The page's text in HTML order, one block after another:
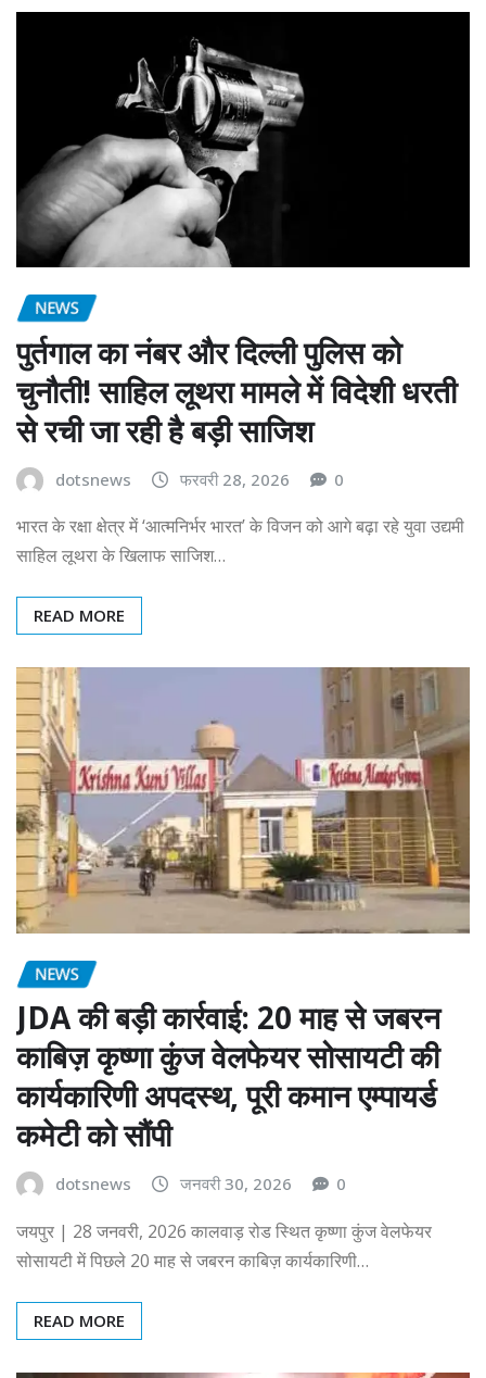
NEWS
पुर्तगाल का नंबर और दिल्ली पुलिस को
चुनौती! साहिल लूथरा मामले में विदेशी धरती
से रची जा रही है बड़ी साजिश
dotsnews फरवरी 28, 2026 0
भारत के रक्षा क्षेत्र में ‘आत्मनिर्भर भारत’ के विजन को आगे बढ़ा रहे युवा उद्यमी
साहिल लूथरा के खिलाफ साजिश…
READ MORE
NEWS
JDA की बड़ी कार्रवाई: 20 माह से जबरन
काबिज़ कृष्णा कुंज वेलफेयर सोसायटी की
कार्यकारिणी अपदस्थ, पूरी कमान एम्पायर्ड
कमेटी को सौंपी
dotsnews जनवरी 30, 2026 0
जयपुर | 28 जनवरी, 2026 कालवाड़ रोड स्थित कृष्णा कुंज वेलफेयर
सोसायटी में पिछले 20 माह से जबरन काबिज़ कार्यकारिणी…
READ MORE